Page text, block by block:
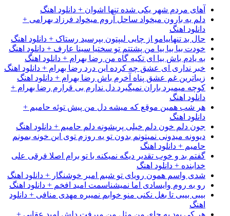
آهای مردم شهر یکی شده تنها اشوان + دانلود اهنگ
دلم یه بارون میخواد ساحل آروم میخواد فرزاد بهرامی +
دانلود اهنگ
حال بد تنهاییامو از چایی لیپتون بپرسید رستاک + دانلود اهنگ
خودت بیا بیا بیا من پشتتم تو سختیا سینا عارف + دانلود اهنگ
به یادم باش بیا ای تکیه گاه من رضا بهرام + دانلود اهنگ
خبر نداری ای عشق چه کرده این درد رضا بهرام + دانلود اهنگ
زیباترین غم عشق پناه آخرم باش رضا بهرام + دانلود اهنگ
کوچه میمیرد باران نمیگیرد دل ندارم بی قرارم رضا بهرام +
دانلود اهنگ
هر شب همین موقع که میشه دل من پیش توئه حامیم +
دانلود اهنگ
جون دلم خون دلم خیلی پریشونه دلم حامیم + دانلود اهنگ
دیوونه میدونی نمیتونم بدون تو یه روزم توی این خونه بمونم
حامیم + دانلود اهنگ
گفتم بد و خوب تقدیر دیگه نمیکنه با تو برام اصلا فرقی علی
خدابنده + دانلود اهنگ
شدی واسم همون رویای تو شبم امیر خوشنگار + دانلود اهنگ
رو به روم وایسادی اما نمیشناسمت امید افخم + دانلود اهنگ
بیبی بیبی تا بغل نکنی منو خوابم نمیبره مهدی منافی + دانلود
اهنگ